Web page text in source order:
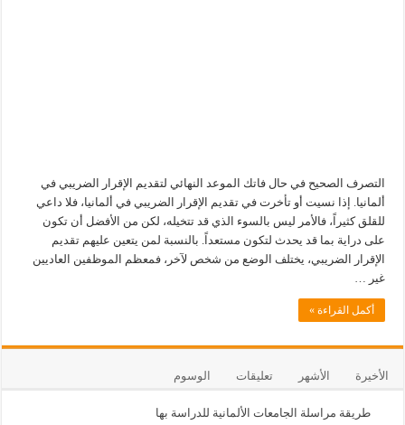
التصرف الصحيح في حال فاتك الموعد النهائي لتقديم الإقرار الضريبي في
ألمانيا. إذا نسيت أو تأخرت في تقديم الإقرار الضريبي في ألمانيا، فلا داعي
للقلق كثيراً، فالأمر ليس بالسوء الذي قد تتخيله، لكن من الأفضل أن تكون
على دراية بما قد يحدث لتكون مستعداً. بالنسبة لمن يتعين عليهم تقديم
الإقرار الضريبي، يختلف الوضع من شخص لآخر، فمعظم الموظفين العاديين
غير …
أكمل القراءة »
الأخيرة الأشهر تعليقات الوسوم
طريقة مراسلة الجامعات الألمانية للدراسة بها